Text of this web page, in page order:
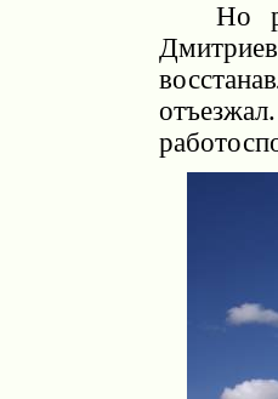
Но